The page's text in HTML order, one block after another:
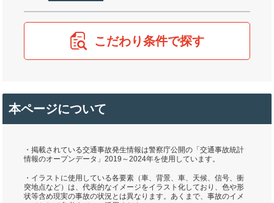
こだわり条件で探す
本ページについて
・掲載されている交通事故発生情報は警察庁公開の「交通事故統計
情報のオープンデータ」2019～2024年を使用しています。
・イラストに使用している各要素（車、背景、車、天候、信号、衝
突地点など）は、代表的なイメージをイラスト化しており、色や形
状等含め現実の事故の状況とは異なります。あくまで、事故のイメ